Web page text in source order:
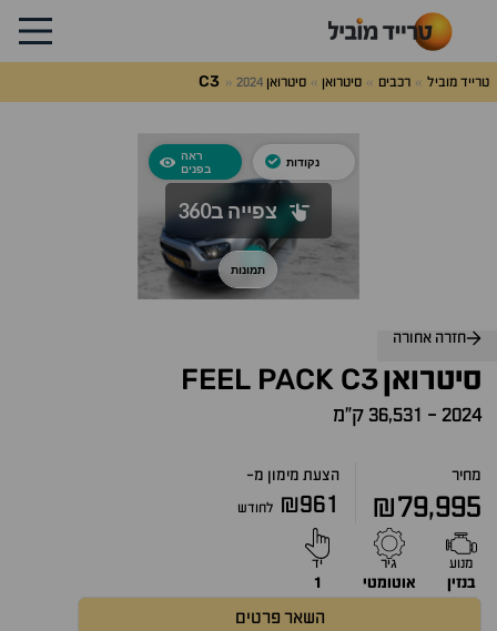
טרייד מוביל רכבים סיטרואן סיטרואן C3 2024
חזרה אחורה
סיטרואןC3
FEEL PACK
2024
- 36,531 ק״מ
מחיר
₪79,995
הצעת מימון מ-
₪961 לחודש
מנוע
בנזין
גיר
אוטומטי
יד
1
השאר פרטים